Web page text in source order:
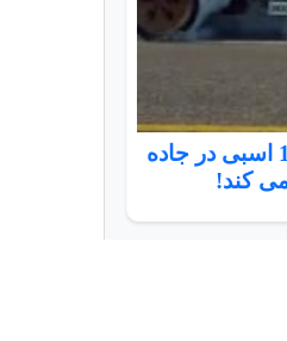
فورد موستانگ 1400 اسبی در جاده
کند!